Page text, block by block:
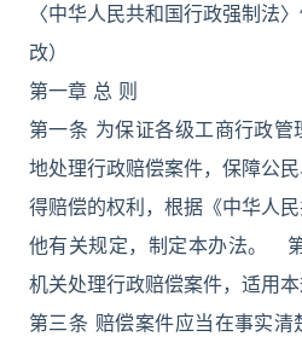
〈中华人民共和国行政强制法
改）
第一章 总 则
第一条 为保证各级工商行政
地处理行政赔偿案件，保障公
得赔偿的权利，根据《中华人
他有关规定，制定本办法。
机关处理行政赔偿案件，适用本
第三条 赔偿案件应当在事实清